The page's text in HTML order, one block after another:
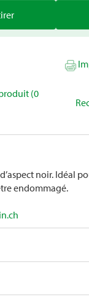
(0
noir. Idéal
endommagé.